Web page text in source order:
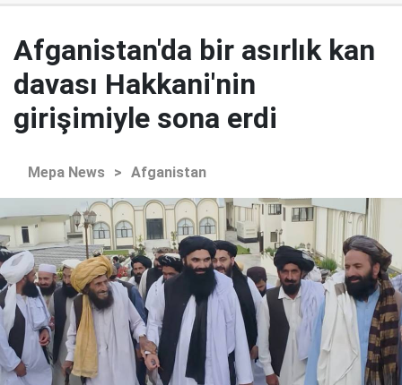
Afganistan'da bir asırlık kan
davası Hakkani'nin
girişimiyle sona erdi
Mepa News > Afganistan